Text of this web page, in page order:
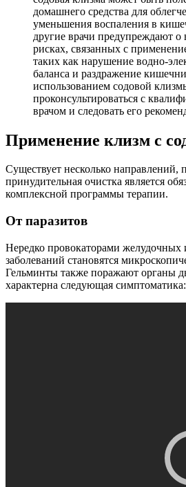
домашнего средства для
уменьшения воспаления в
другие врачи предупреждают
рисках, связанных с
таких как нарушение водно-
баланса и раздражение
использованием содовой
проконсультироваться с
врачом и следовать его
Применение клизм с
Существует несколько направлений,
принудительная очистка является
комплексной программы терапии.
От паразитов
Нередко провокаторами
заболеваний становятся
Гельминты также поражают органы
характерна следующая симптоматика: